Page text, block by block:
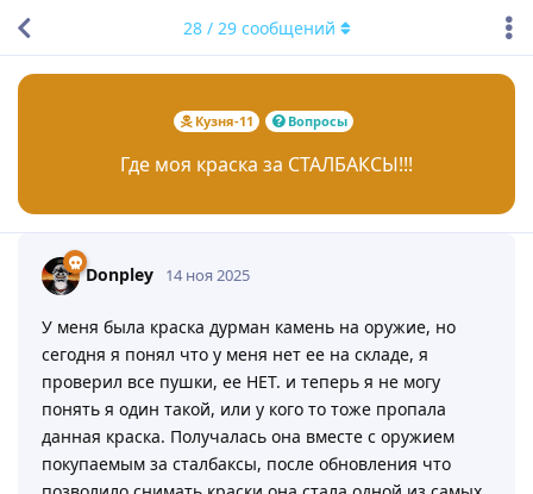
Кузня-11 Вопросы
Где моя краска за СТАЛБАКСЫ!!!
28/ 29сообщений
Donpley 14 ноя 2025
У меня была краска дурман камень на оружие, но
сегодня я понял что у меня нет ее на складе, я
проверил все пушки, ее НЕТ. и теперь я не могу
понять я один такой, или у кого то тоже пропала
данная краска. Получалась она вместе с оружием
покупаемым за сталбаксы, после обновления что